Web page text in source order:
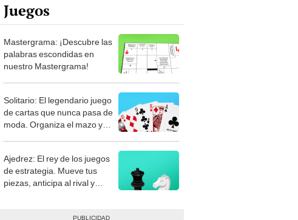
Juegos
Mastergrama: ¡Descubre las
palabras escondidas en
nuestro Mastergrama!
Solitario: El legendario juego
de cartas que nunca pasa de
moda. Organiza el mazo y
Ajedrez: El rey de los juegos
de estrategia. Mueve tus
piezas, anticipa al rival y